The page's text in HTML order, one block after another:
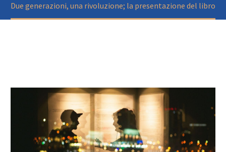
Due generazioni, una rivoluzione; la presentazione del libro